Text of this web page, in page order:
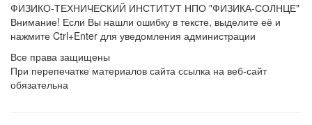
ФИЗИКО-ТЕХНИЧЕСКИЙ ИНСТИТУТ НПО "ФИЗИКА-СОЛНЦЕ"
Внимание! Если Вы нашли ошибку в тексте, выделите её и
нажмите Ctrl+Enter для уведомления администрации
Все права защищены
При перепечатке материалов сайта ссылка на веб-сайт
обязательна